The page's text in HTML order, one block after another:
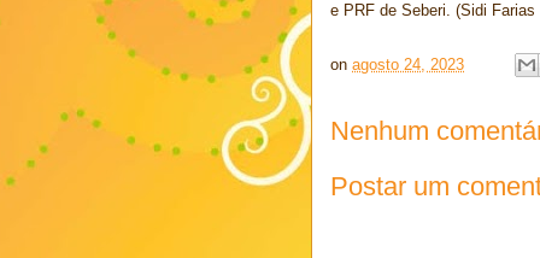
e PRF de Seberi. (Sidi
on agosto 24, 2023
Nenhum
Postar um